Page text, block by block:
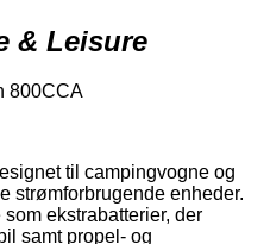
& Leisure
800CCA
til campingvogne og
strømforbrugende enheder.
ekstrabatterier, der
samt propel- og